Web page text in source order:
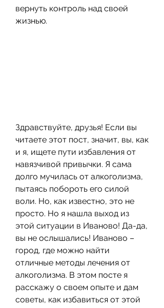
вернуть контроль над своей
жизнью.
Здравствуйте, друзья! Если вы
читаете этот пост, значит, вы, как
и я, ищете пути избавления от
навязчивой привычки. Я сама
долго мучилась от алкоголизма,
пытаясь побороть его силой
воли. Но, как известно, это не
просто. Но я нашла выход из
этой ситуации в Иваново! Да-да,
вы не ослышались! Иваново –
город, где можно найти
отличные методы лечения от
алкоголизма. В этом посте я
расскажу о своем опыте и дам
советы, как избавиться от этой